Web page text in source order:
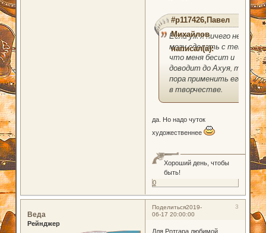
#p117426,Павел
Михайлов
написал(а):
Если уж я ничего не
могу сделать с тем,
что меня бесит и
доводит до Ахуя, то
пора применить его
в творчестве.
да. Но надо чуток
художественнее
Хороший день, чтобы
быть!
0
Поделиться 3
2019-
06-17 20:00:00
Веда
Рейнджер
Для Ротгара любимой